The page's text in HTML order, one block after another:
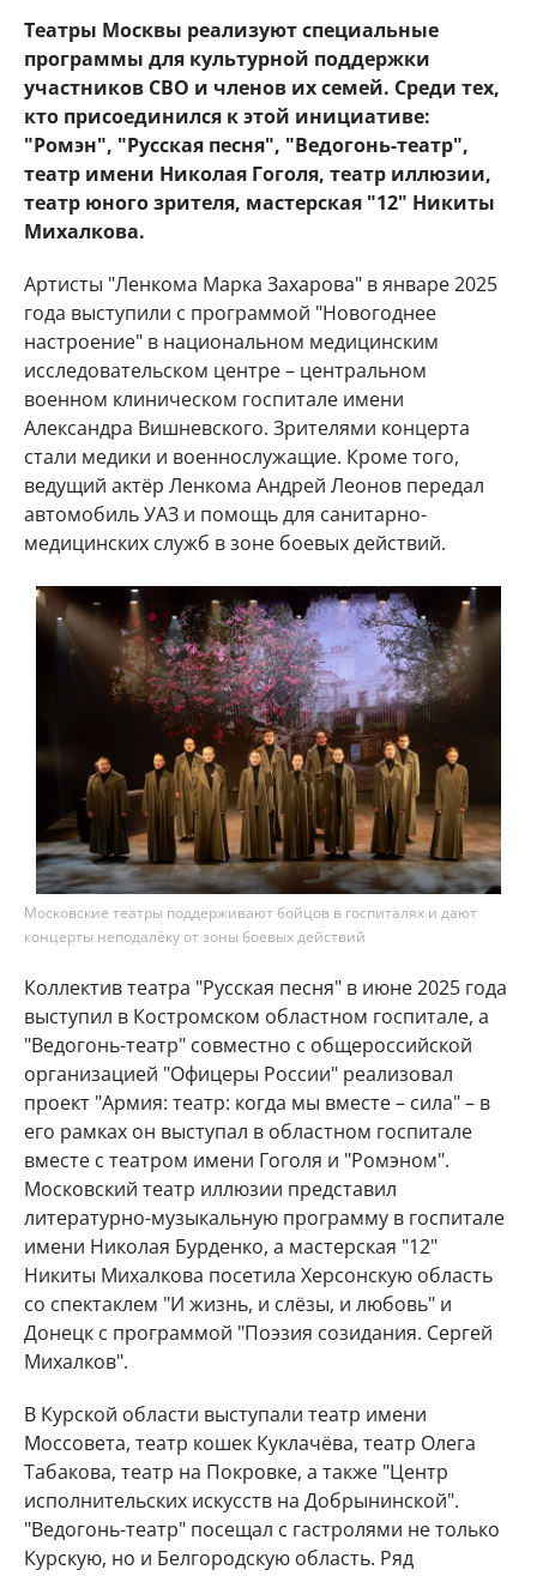
Театры Москвы реализуют специальные
программы для культурной поддержки
участников СВО и членов их семей. Среди тех,
кто присоединился к этой инициативе:
"Ромэн", "Русская песня", "Ведогонь-театр",
театр имени Николая Гоголя, театр иллюзии,
театр юного зрителя, мастерская "12" Никиты
Михалкова.
Артисты "Ленкома Марка Захарова" в январе 2025
года выступили с программой "Новогоднее
настроение" в национальном медицинским
исследовательском центре – центральном
военном клиническом госпитале имени
Александра Вишневского. Зрителями концерта
стали медики и военнослужащие. Кроме того,
ведущий актёр Ленкома Андрей Леонов передал
автомобиль УАЗ и помощь для санитарно-
медицинских служб в зоне боевых действий.
Московские театры поддерживают бойцов в госпиталях и дают
концерты неподалёку от зоны боевых действий
Коллектив театра "Русская песня" в июне 2025 года
выступил в Костромском областном госпитале, а
"Ведогонь-театр" совместно с общероссийской
организацией "Офицеры России" реализовал
проект "Армия: театр: когда мы вместе – сила" – в
его рамках он выступал в областном госпитале
вместе с театром имени Гоголя и "Ромэном".
Московский театр иллюзии представил
литературно-музыкальную программу в госпитале
имени Николая Бурденко, а мастерская "12"
Никиты Михалкова посетила Херсонскую область
со спектаклем "И жизнь, и слёзы, и любовь" и
Донецк с программой "Поэзия созидания. Сергей
Михалков".
В Курской области выступали театр имени
Моссовета, театр кошек Куклачёва, театр Олега
Табакова, театр на Покровке, а также "Центр
исполнительских искусств на Добрынинской".
"Ведогонь-театр" посещал с гастролями не только
Курскую, но и Белгородскую область. Ряд